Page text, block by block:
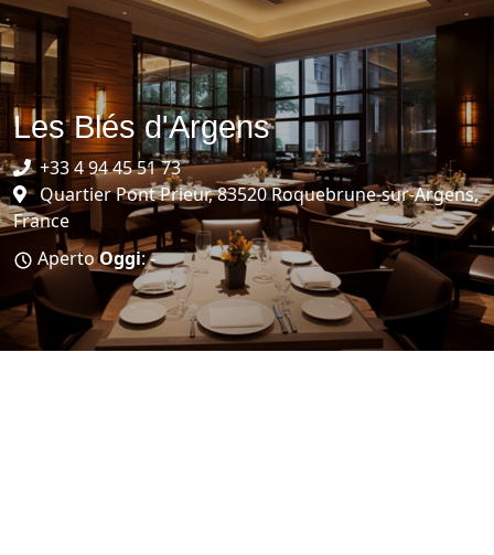
Les Blés d'Argens
+33 4 94 45 51 73
Quartier Pont Prieur, 83520 Roquebrune-sur-Argens,
France
ApertoOggi: -